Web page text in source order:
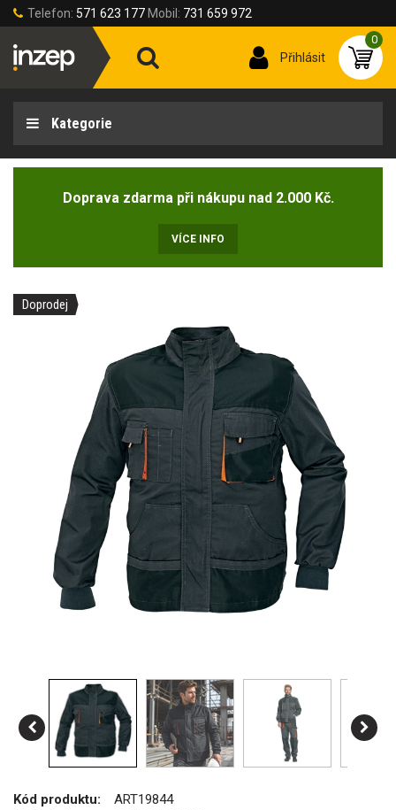
Telefon: 571 623 177 Mobil: 731 659 972
Přihlásit
0
Kategorie
Doprava zdarma při nákupu nad 2.000 Kč.
VÍCE INFO
Doprodej
Kód produktu:
ART19844